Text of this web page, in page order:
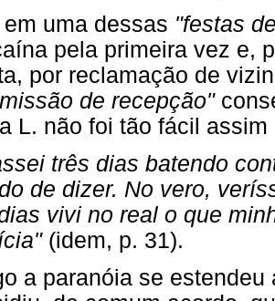
em uma dessas "festas
pela primeira vez e,
por reclamação de
de recepção"
L. não foi tão fácil
três dias batendo
de dizer. No vero,
vivi no real o que
(idem, p. 31).
a paranóia se